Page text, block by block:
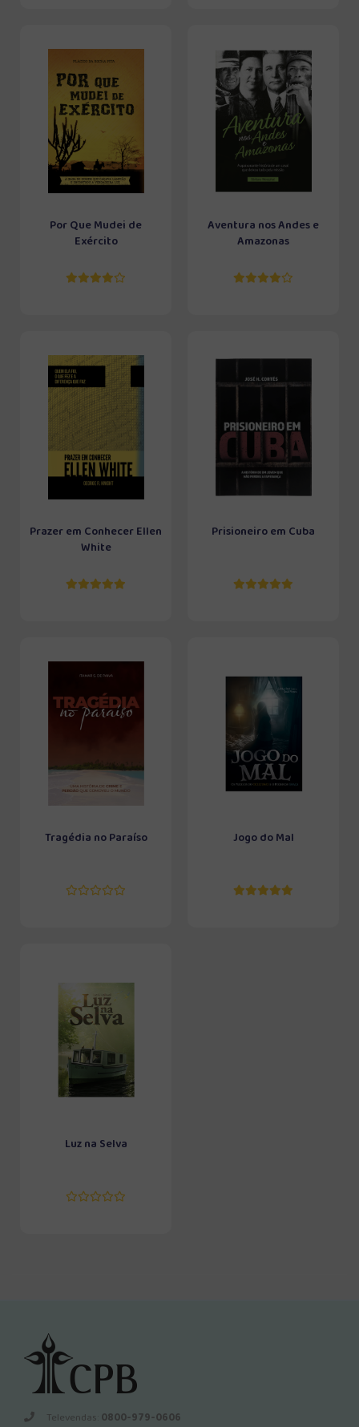
Por Que Mudei de
Exército
Aventura nos Andes e
Amazonas
Prazer em Conhecer Ellen
White
Prisioneiro em Cuba
Tragédia no Paraíso Jogo do Mal
Luz na Selva
Televendas: 0800-979-0606